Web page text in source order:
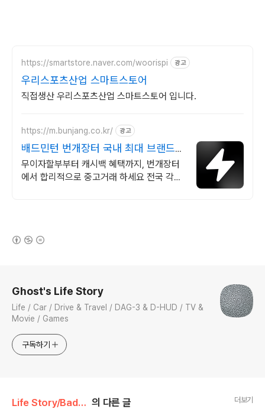
https://smartstore.naver.com/woorispi 광고
우리스포츠산업 스마트스토어
직접생산 우리스포츠산업 스마트스토어 입니다.
https://m.bunjang.co.kr/ 광고
배드민턴 번개장터 국내 최대 브랜드
중고거래
무이자할부부터 캐시백 혜택까지, 번개장터
에서 합리적으로 중고거래 하세요 전국 각지
Ghost's Life Story
Life / Car / Drive & Travel / DAG-3 & D-HUD / TV &
Movie / Games
구독하기
Life Story/Badminton 의 다른 글 더보기